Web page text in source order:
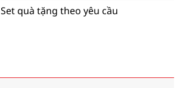
Set quà tặng theo yêu cầu